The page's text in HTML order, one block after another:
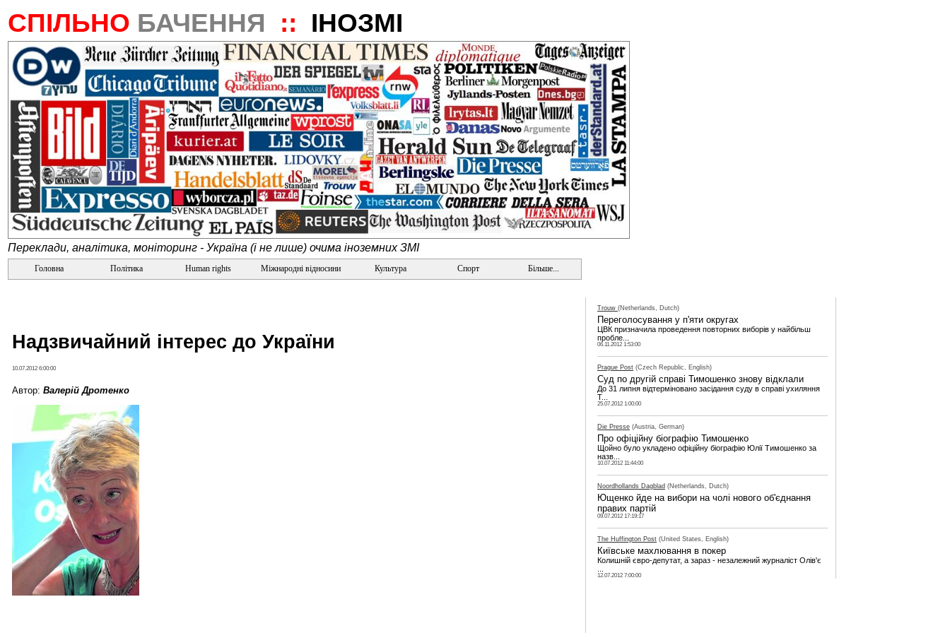
СПІЛЬНО БАЧЕННЯ :: ІНОЗМІ
Переклади, аналітика, моніторинг - Україна (і не лише) очима іноземних ЗМІ
Головна Політика Human rights Міжнародні відносини Культура Спорт Більше...
Надзвичайний інтерес до України
10.07.2012 6:00:00
Автор: Валерій Дротенко
Trouw (Netherlands, Dutch)
Переголосування у п'яти округах
ЦВК призначила проведення повторних виборів у найбільш
пробле...
06.11.2012 1:53:00
Prague Post (Czech Republic, English)
Суд по другій справі Тимошенко знову відклали
До 31 липня відтерміновано засідання суду в справі ухиляння
Т...
25.07.2012 1:00:00
Die Presse (Austria, German)
Про офіційну біографію Тимошенко
Щойно було укладено офіційну біографію Юлії Тимошенко за
назв...
10.07.2012 11:44:00
Noordhollands Dagblad (Netherlands, Dutch)
Ющенко йде на вибори на чолі нового об'єднання
правих партій
09.07.2012 17:19:17
The Huffington Post (United States, English)
Київське махлювання в покер
Колишній євро-депутат, а зараз - незалежний журналіст Олів'є
12.07.2012 7:00:00